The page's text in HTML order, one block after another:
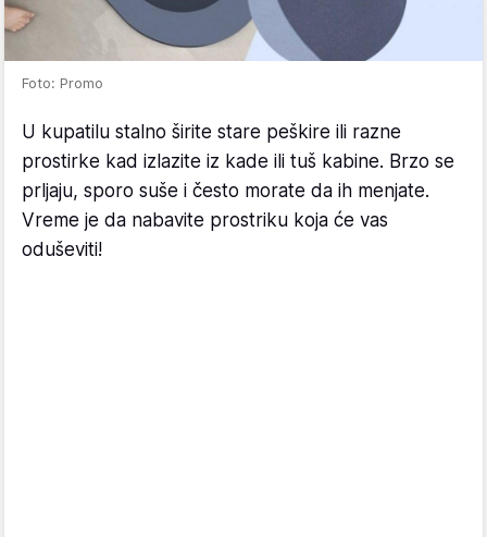
Foto: Promo
U kupatilu stalno širite stare peškire ili razne
prostirke kad izlazite iz kade ili tuš kabine. Brzo se
prljaju, sporo suše i često morate da ih menjate.
Vreme je da nabavite prostriku koja će vas
oduševiti!